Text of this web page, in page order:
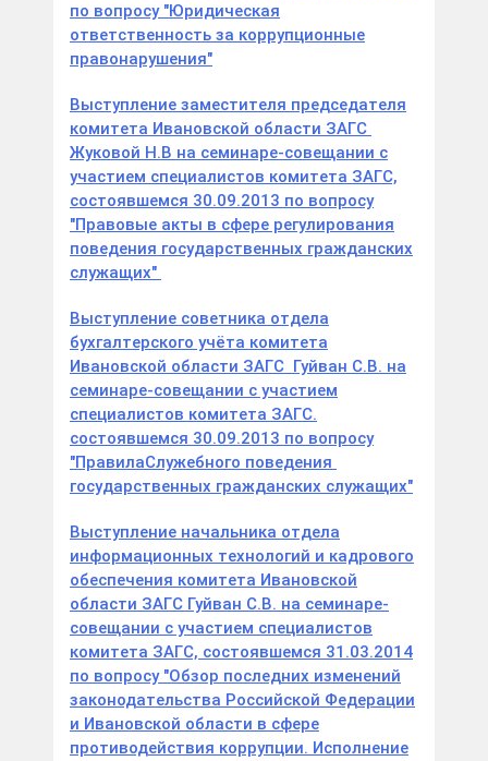
по вопросу "Юридическая
ответственность за коррупционные
правонарушения"
Выступление заместителя председателя
комитета Ивановской области ЗАГС
Жуковой Н.В на семинаре-совещании с
участием специалистов комитета ЗАГС,
состоявшемся 30.09.2013 по вопросу
"Правовые акты в сфере регулирования
поведения государственных гражданских
служащих"
Выступление советника отдела
бухгалтерского учёта комитета
Ивановской области ЗАГС Гуйван С.В. на
семинаре-совещании с участием
специалистов комитета ЗАГС.
состоявшемся 30.09.2013 по вопросу
"ПравилаСлужебного поведения
государственных гражданских служащих"
Выступление начальника отдела
информационных технологий и кадрового
обеспечения комитета Ивановской
области ЗАГС Гуйван С.В. на семинаре-
совещании с участием специалистов
комитета ЗАГС, состоявшемся 31.03.2014
по вопросу "Обзор последних изменений
законодательства Российской Федерации
и Ивановской области в сфере
противодействия коррупции. Исполнение